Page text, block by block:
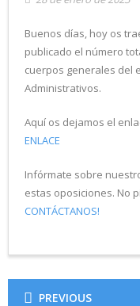
Buenos días, hoy os
publicado el número
cuerpos generales del
Administrativos.
Aquí os dejamos el
ENLACE
Infórmate sobre
estas oposiciones. No
CONTÁCTANOS!
PREVIOUS